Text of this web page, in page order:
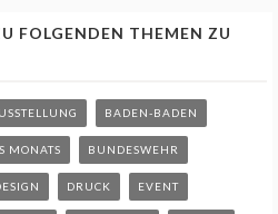
FOLGENDEN THEMEN ZU
BADEN-BADEN
MONATS BUNDESWEHR
DRUCK EVENT